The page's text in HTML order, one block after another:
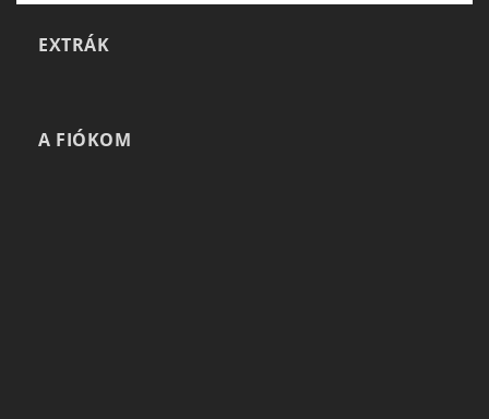
EXTRÁK
A FIÓKOM